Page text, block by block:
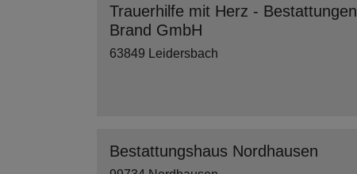
Trauerhilfe mit Herz - Bestattungen
Brand GmbH
63849 Leidersbach
Bestattungshaus Nordhausen